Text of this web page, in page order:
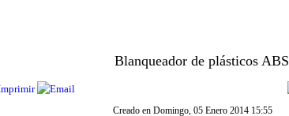
Blanqueador de plásticos ABS
Creado en Domingo, 05 Enero 2014 15:55